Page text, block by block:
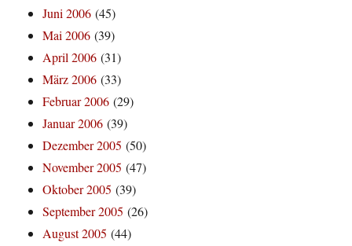
Juni 2006 (45)
Mai 2006 (39)
April 2006 (31)
März 2006 (33)
Februar 2006 (29)
Januar 2006 (39)
Dezember 2005 (50)
November 2005 (47)
Oktober 2005 (39)
September 2005 (26)
August 2005 (44)